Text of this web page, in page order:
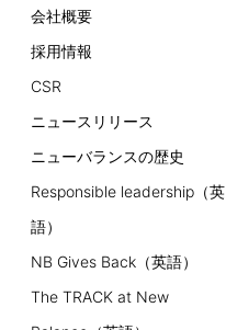
会社概要
採用情報
CSR
ニュースリリース
ニューバランスの歴史
Responsible leadership（英
語）
NB Gives Back（英語）
The TRACK at New